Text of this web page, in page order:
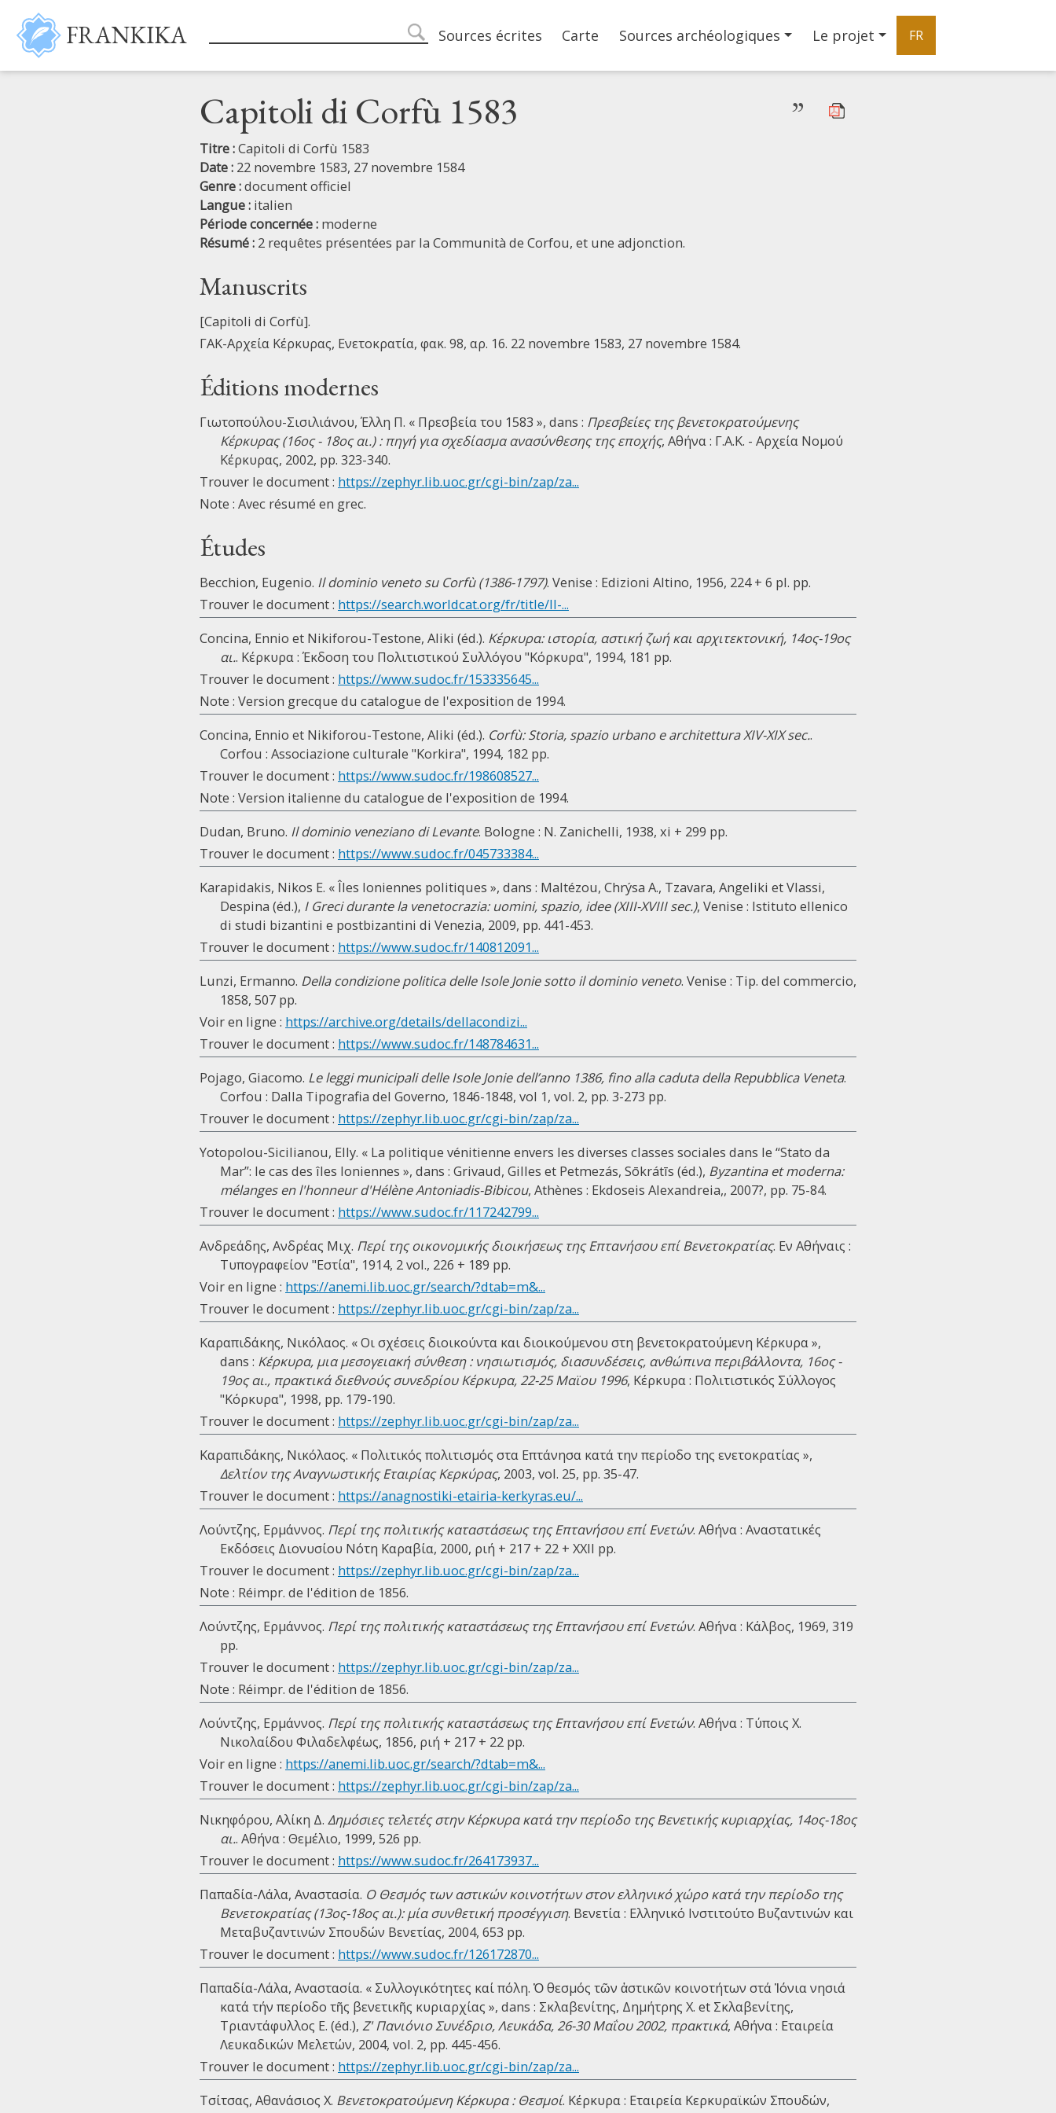
Aller au contenu principal
FRANKIKA search
Main navigation
Sources écrites Carte Sources archéologiques Le projet FR
Capitoli di Corfù 1583 ”
Titre :Capitoli di Corfù 1583
Date : 22 novembre 1583, 27 novembre 1584
Genre :document officiel
Langue : italien
Période concernée : moderne
Résumé : 2 requêtes présentées par la Communità de Corfou, et une adjonction.
Manuscrits
[Capitoli di Corfù].
ΓΑΚ-Αρχεία Κέρκυρας, Ενετοκρατία, φακ. 98, αρ. 16. 22 novembre 1583, 27 novembre 1584.
Éditions modernes
Γιωτοπούλου-Σισιλιάνου, Έλλη Π. « Πρεσβεία του 1583 », dans : Πρεσβείες της βενετοκρατούμενης
Κέρκυρας (16ος - 18ος αι.) : πηγή για σχεδίασμα ανασύνθεσης της εποχής, Αθήνα : Γ.Α.Κ. - Αρχεία Νομού
Κέρκυρας, 2002, pp. 323-340.
Trouver le document : https://zephyr.lib.uoc.gr/cgi-bin/zap/za...
Note : Avec résumé en grec.
Études
Becchion, Eugenio. Il dominio veneto su Corfù (1386-1797). Venise : Edizioni Altino, 1956, 224 + 6 pl. pp.
Trouver le document : https://search.worldcat.org/fr/title/Il-...
Concina, Ennio et Nikiforou-Testone, Aliki (éd.). Κέρκυρα: ιστορία, αστική ζωή και αρχιτεκτονική, 14ος-19ος
αι.. Κέρκυρα : Έκδοση του Πολιτιστικού Συλλόγου "Κόρκυρα", 1994, 181 pp.
Trouver le document : https://www.sudoc.fr/153335645...
Note : Version grecque du catalogue de l'exposition de 1994.
Concina, Ennio et Nikiforou-Testone, Aliki (éd.). Corfù: Storia, spazio urbano e architettura XIV-XIX sec..
Corfou : Associazione culturale "Korkira", 1994, 182 pp.
Trouver le document : https://www.sudoc.fr/198608527...
Note : Version italienne du catalogue de l'exposition de 1994.
Dudan, Bruno. Il dominio veneziano di Levante. Bologne : N. Zanichelli, 1938, xi + 299 pp.
Trouver le document : https://www.sudoc.fr/045733384...
Karapidakis, Nikos E. « Îles Ioniennes politiques », dans : Maltézou, Chrýsa A., Tzavara, Angeliki et Vlassi,
Despina (éd.), I Greci durante la venetocrazia: uomini, spazio, idee (XIII-XVIII sec.), Venise : Istituto ellenico
di studi bizantini e postbizantini di Venezia, 2009, pp. 441-453.
Trouver le document : https://www.sudoc.fr/140812091...
Lunzi, Ermanno. Della condizione politica delle Isole Jonie sotto il dominio veneto. Venise : Tip. del commercio,
1858, 507 pp.
Voir en ligne : https://archive.org/details/dellacondizi...
Trouver le document : https://www.sudoc.fr/148784631...
Pojago, Giacomo. Le leggi municipali delle Isole Jonie dell’anno 1386, fino alla caduta della Repubblica Veneta.
Corfou : Dalla Tipografia del Governo, 1846-1848, vol 1, vol. 2, pp. 3-273 pp.
Trouver le document : https://zephyr.lib.uoc.gr/cgi-bin/zap/za...
Yotopolou-Sicilianou, Elly. « La politique vénitienne envers les diverses classes sociales dans le “Stato da
Mar”: le cas des îles Ioniennes », dans : Grivaud, Gilles et Petmezás, Sōkrátīs (éd.), Byzantina et moderna:
mélanges en l'honneur d'Hélène Antoniadis-Bibicou, Athènes : Ekdoseis Alexandreia,, 2007?, pp. 75-84.
Trouver le document : https://www.sudoc.fr/117242799...
Ανδρεάδης, Ανδρέας Μιχ. Περί της οικονομικής διοικήσεως της Επτανήσου επί Βενετοκρατίας. Eν Αθήναις :
Τυπογραφείον "Εστία", 1914, 2 vol., 226 + 189 pp.
Voir en ligne : https://anemi.lib.uoc.gr/search/?dtab=m&...
Trouver le document : https://zephyr.lib.uoc.gr/cgi-bin/zap/za...
Καραπιδάκης, Νικόλαος. « Οι σχέσεις διοικούντα και διοικούμενου στη βενετοκρατούμενη Κέρκυρα »,
dans : Κέρκυρα, μια μεσογειακή σύνθεση : νησιωτισμός, διασυνδέσεις, ανθώπινα περιβάλλοντα, 16ος -
19ος αι., πρακτικά διεθνούς συνεδρίου Κέρκυρα, 22-25 Μαϊου 1996, Κέρκυρα : Πολιτιστικός Σύλλογος
"Κόρκυρα", 1998, pp. 179-190.
Trouver le document : https://zephyr.lib.uoc.gr/cgi-bin/zap/za...
Καραπιδάκης, Νικόλαος. « Πολιτικός πολιτισμός στα Επτάνησα κατά την περίοδο της ενετοκρατίας »,
Δελτίον της Αναγνωστικής Εταιρίας Κερκύρας, 2003, vol. 25, pp. 35-47.
Trouver le document : https://anagnostiki-etairia-kerkyras.eu/...
Λούντζης, Ερμάννος. Περί της πολιτικής καταστάσεως της Επτανήσου επί Ενετών. Αθήνα : Αναστατικές
Εκδόσεις Διονυσίου Νότη Καραβία, 2000, ριή + 217 + 22 + ΧΧΙΙ pp.
Trouver le document : https://zephyr.lib.uoc.gr/cgi-bin/zap/za...
Note : Réimpr. de l'édition de 1856.
Λούντζης, Ερμάννος. Περί της πολιτικής καταστάσεως της Επτανήσου επί Ενετών. Αθήνα : Κάλβος, 1969, 319
pp.
Trouver le document : https://zephyr.lib.uoc.gr/cgi-bin/zap/za...
Note : Réimpr. de l'édition de 1856.
Λούντζης, Ερμάννος. Περί της πολιτικής καταστάσεως της Επτανήσου επί Ενετών. Αθήνα : Τύποις Χ.
Νικολαίδου Φιλαδελφέως, 1856, ριή + 217 + 22 pp.
Voir en ligne : https://anemi.lib.uoc.gr/search/?dtab=m&...
Trouver le document : https://zephyr.lib.uoc.gr/cgi-bin/zap/za...
Νικηφόρου, Αλίκη Δ. Δημόσιες τελετές στην Κέρκυρα κατά την περίοδο της Βενετικής κυριαρχίας, 14ος-18ος
αι.. Αθήνα : Θεμέλιο, 1999, 526 pp.
Trouver le document : https://www.sudoc.fr/264173937...
Παπαδία-Λάλα, Αναστασία. Ο Θεσμός των αστικών κοινοτήτων στον ελληνικό χώρο κατά την περίοδο της
Βενετοκρατίας (13ος-18ος αι.): μία συνθετική προσέγγιση. Βενετία : Ελληνικό Ινστιτούτο Βυζαντινών και
Μεταβυζαντινών Σπουδών Βενετίας, 2004, 653 pp.
Trouver le document : https://www.sudoc.fr/126172870...
Παπαδία-Λάλα, Αναστασία. « Συλλογικότητες καί πόλη. Ὁ θεσµός τῶν ἀστικῶν κοινοτήτων στά Ἰόνια νησιά
κατά τήν περίοδο τῆς βενετικῆς κυριαρχίας », dans : Σκλαβενίτης, Δημήτρης Χ. et Σκλαβενίτης,
Τριαντάφυλλος Ε. (éd.), Ζ' Πανιόνιο Συνέδριο, Λευκάδα, 26-30 Μαΐου 2002, πρακτικά, Αθήνα : Εταιρεία
Λευκαδικών Μελετών, 2004, vol. 2, pp. 445-456.
Trouver le document : https://zephyr.lib.uoc.gr/cgi-bin/zap/za...
Τσίτσας, Αθανάσιος Χ. Βενετοκρατούμενη Κέρκυρα : Θεσμοί. Κέρκυρα : Εταιρεία Κερκυραϊκών Σπουδών,